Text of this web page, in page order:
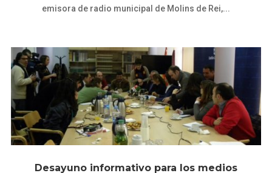
emisora de radio municipal de Molins de Rei,...
Desayuno informativo para los medios